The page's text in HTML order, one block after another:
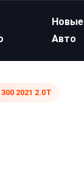
Новые
Авто
2021 2.0T